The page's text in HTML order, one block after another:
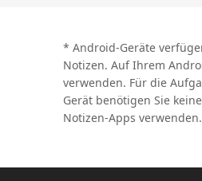
* Android-Geräte
Notizen. Auf Ihrem
verwenden. Für die
Gerät benötigen Sie
Notizen-Apps verwenden.